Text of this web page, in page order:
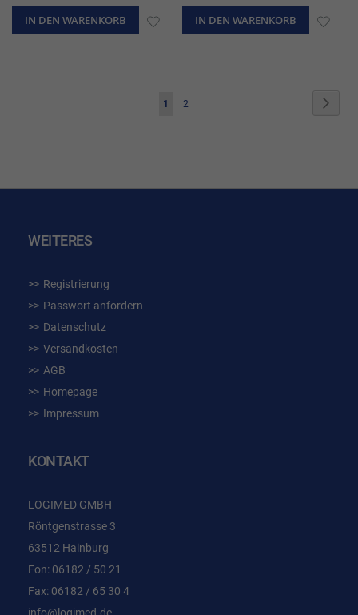
IN DEN WARENKORB ZUR IN DEN WARENKORB ZUR
Seite
Sie
1 Seite
2
WEITERES
Registrierung
Passwort anfordern
Datenschutz
Versandkosten
AGB
Homepage
Impressum
KONTAKT
LOGIMED GMBH
Röntgenstrasse 3
63512 Hainburg
Fon: 06182 / 50 21
Fax: 06182 / 65 30 4